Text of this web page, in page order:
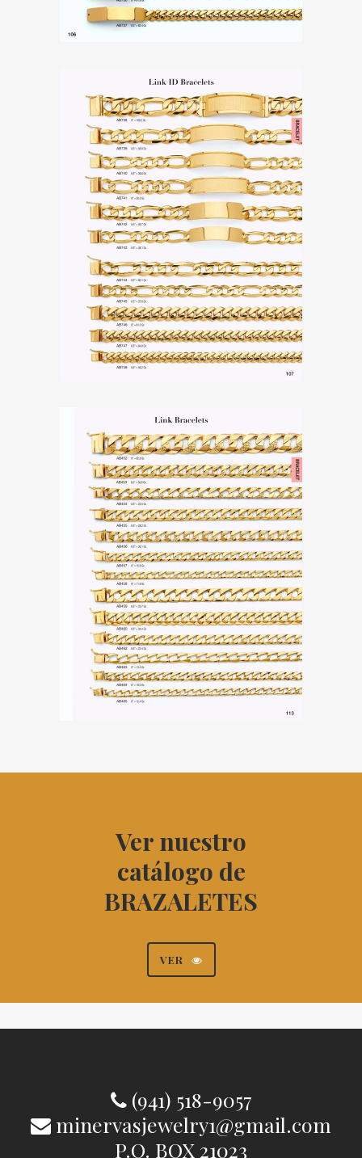
Ver nuestro
catálogo de
BRAZALETES
VER
(941) 518-9057
minervasjewelry1@gmail.com
P.O. BOX 21023